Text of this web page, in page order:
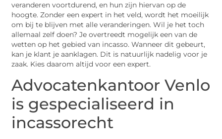
veranderen voortdurend, en hun zijn hiervan op de
hoogte. Zonder een expert in het veld, wordt het moeilijk
om bij te blijven met alle veranderingen. Wil je het toch
allemaal zelf doen? Je overtreedt mogelijk een van de
wetten op het gebied van incasso. Wanneer dit gebeurt,
kan je klant je aanklagen. Dit is natuurlijk nadelig voor je
zaak. Kies daarom altijd voor een expert.
Advocatenkantoor Venlo
is gespecialiseerd in
incassorecht